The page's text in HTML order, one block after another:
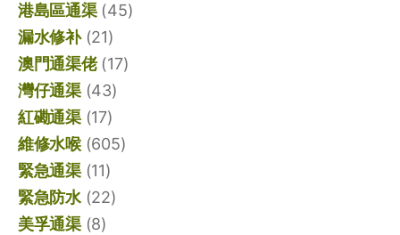
港島區通渠(45)
漏水修补(21)
澳門通渠佬(17)
灣仔通渠(43)
紅磡通渠(17)
維修水喉(605)
緊急通渠(11)
緊急防水(22)
美孚通渠(8)